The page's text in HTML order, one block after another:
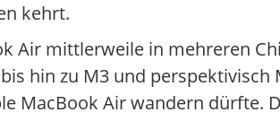
kehrt.
Air mittlerweile in mehreren
hin zu M3 und
MacBook Air wandern dürfte.